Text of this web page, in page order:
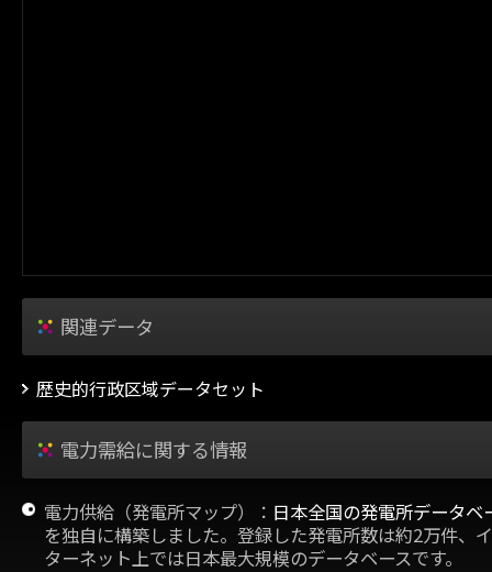
関連データ
歴史的行政区域データセット
電力需給に関する情報
電力供給（発電所マップ）： 日本全国の発電所データベ
を独自に構築しました。登録した発電所数は約2万件、
ターネット上では日本最大規模のデータベースです。